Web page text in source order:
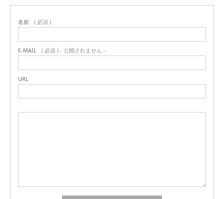
名前 ( 必須 )
E-MAIL ( 必須 ) - 公開されません -
URL